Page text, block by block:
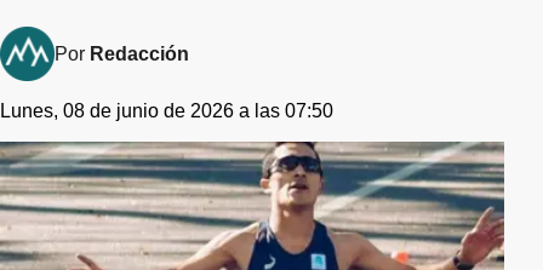
Por Redacción
Lunes, 08 de junio de 2026 a las 07:50